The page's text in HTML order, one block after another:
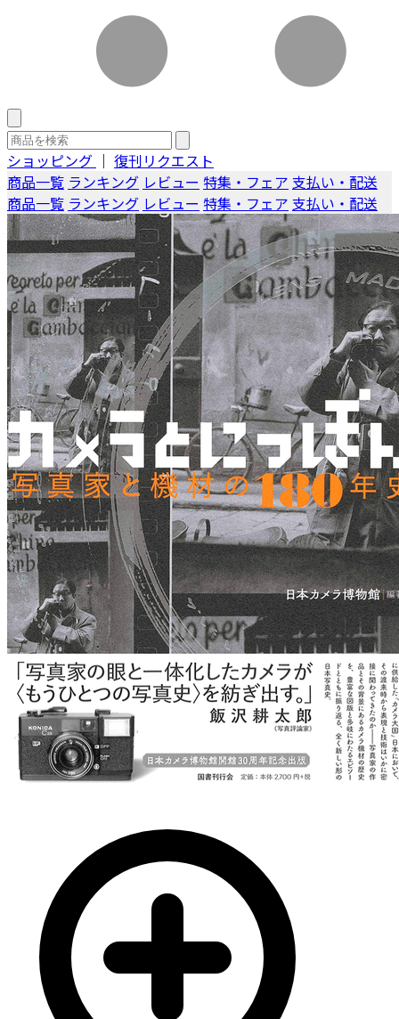
ショッピング ｜ 復刊リクエスト
商品一覧 ランキング レビュー 特集・フェア 支払い・配送
商品一覧 ランキング レビュー 特集・フェア 支払い・配送